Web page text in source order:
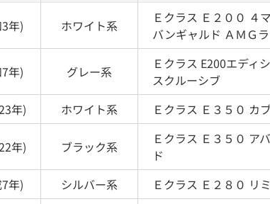
年) ホワイト系 Ｅクラス Ｅ２００ ４
バンギャルド ＡＭＧ
年) グレー系 Ｅクラス E200エディ
スクルーシブ
年) ホワイト系 Ｅクラス Ｅ３５０ カ
年) ブラック系 Ｅクラス Ｅ３５０ ア
ド
年) シルバー系 Ｅクラス Ｅ２８０ リ